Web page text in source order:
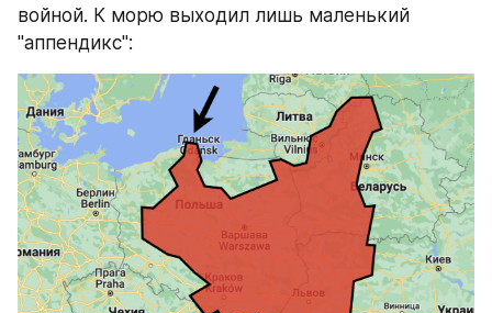
войной. К морю выходил лишь маленький
"аппендикс":